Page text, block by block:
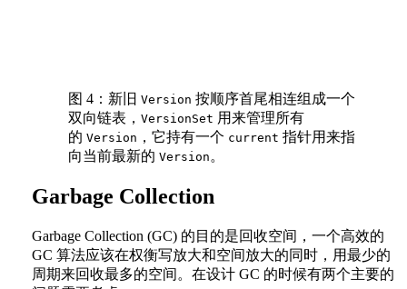
图 4：新旧 Version 按顺序首尾相连组成一个
双向链表， VersionSet 用来管理所有
的 Version ，它持有一个 current 指针用来指
向当前最新的 Version 。
Garbage Collection
Garbage Collection (GC) 的目的是回收空间，一个高效的
GC 算法应该在权衡写放大和空间放大的同时，用最少的
周期来回收最多的空间。在设计 GC 的时候有两个主要的